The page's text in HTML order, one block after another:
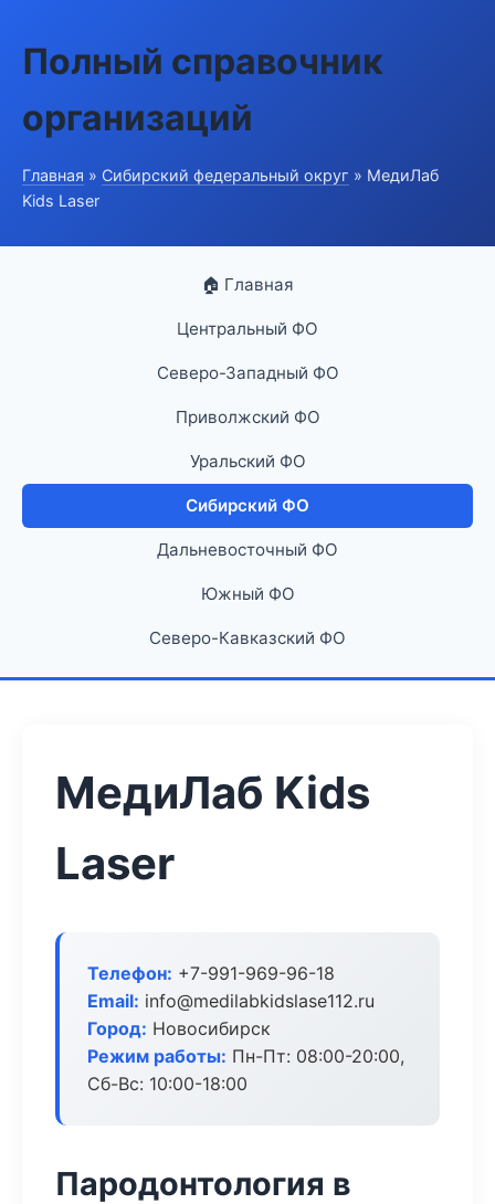
Полный справочник
организаций
Главная » Сибирский федеральный округ » МедиЛаб
Kids Laser
🏠 Главная
Центральный ФО
Северо-Западный ФО
Приволжский ФО
Уральский ФО
Сибирский ФО
Дальневосточный ФО
Южный ФО
Северо-Кавказский ФО
МедиЛаб Kids
Laser
Телефон: +7-991-969-96-18
Email: info@medilabkidslase112.ru
Город: Новосибирск
Режим работы: Пн-Пт: 08:00-20:00,
Сб-Вс: 10:00-18:00
Пародонтология в